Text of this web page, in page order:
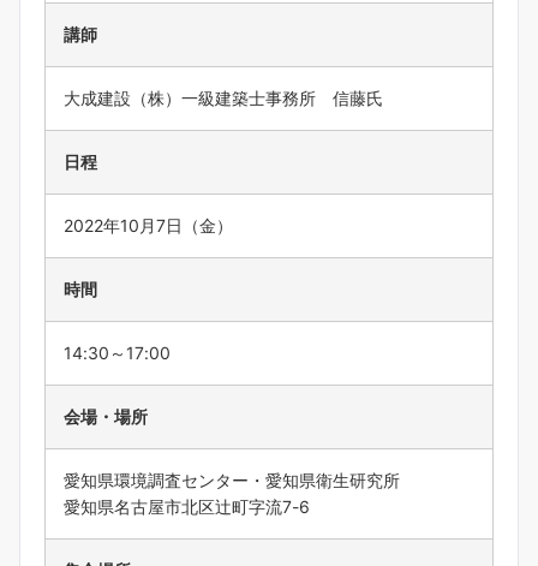
講師
大成建設（株）一級建築士事務所 信藤氏
日程
2022年10月7日（金）
時間
14:30～17:00
会場・場所
愛知県環境調査センター・愛知県衛生研究所
愛知県名古屋市北区辻町字流7-6